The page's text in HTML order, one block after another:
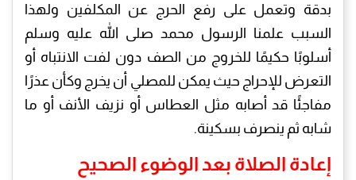
بدقة وتعمل على رفع الحرج عن المكلفين ولهذا
السبب علمنا الرسول محمد صلى الله عليه وسلم
أسلوبًا حكيمًا للخروج من الصف دون لفت الانتباه أو
التعرض للإحراج حيث يمكن للمصلي أن يخرج وكأن عذرًا
مفاجئًا قد أصابه مثل العطاس أو نزيف الأنف أو ما
شابه ثم ينصرف بسكينة.
إعادة الصلاة بعد الوضوء الصحيح